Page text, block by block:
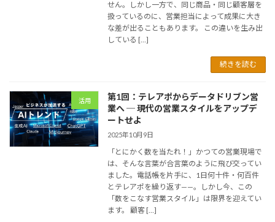
せん。しかし一方で、同じ商品・同じ顧客層を
扱っているのに、営業担当によって成果に大き
な差が出ることもあります。 この違いを生み出
している […]
続きを読む
活用
第1回：テレアポからデータドリブン営
業へ ─ 現代の営業スタイルをアップデ
ートせよ
2025年10月9日
「とにかく数を当たれ！」かつての営業現場で
は、そんな言葉が合言葉のように飛び交ってい
ました。電話帳を片手に、1日何十件・何百件
とテレアポを繰り返す——。しかし今、この
「数をこなす営業スタイル」は限界を迎えてい
ます。 顧客 […]